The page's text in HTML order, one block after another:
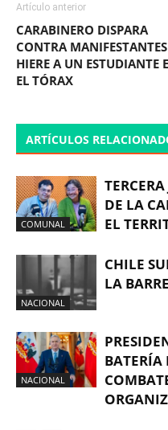
Artículo anterior
CARABINERO DISPARA
CONTRA
HIERE A UN ESTUDIANTE
EL TÓRAX
ARTÍCULOS
COMUNAL
DE LA
EL
NACIONAL
CHILE
LA
NACIONAL
BATERÍA